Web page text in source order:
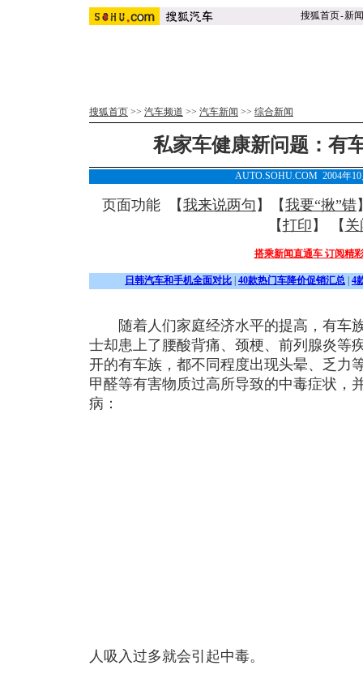
搜狐首页-新闻
搜狐首页 >> 汽车频道 >> 汽车新闻 >> 综合新闻
私家车健康新问题：有
AUTO.SOHU.COM 2004年
页面功能 【我来说两句 】【我要“揪”错
【打印 】 【 关
搭乘新闻直通车 订阅精
日韩汽车和手机全面对比 40款热门车降价促销汇总 4
随着人们家庭经济水平的提高，有车
士却患上了腰酸背痛、颈梗、前列腺炎等
开的有车族，都不同程度出现头晕、乏力
甲醛等有害物质过高所导致的中毒症状，
病：
人吸入过多就会引起中毒。